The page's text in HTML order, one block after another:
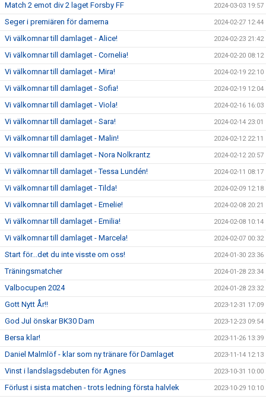
Match 2 emot div 2 laget Forsby FF 2024-03-03 19:57
Seger i premiären för damerna 2024-02-27 12:44
Vi välkomnar till damlaget - Alice! 2024-02-23 21:42
Vi välkomnar till damlaget - Cornelia! 2024-02-20 08:12
Vi välkomnar till damlaget - Mira! 2024-02-19 22:10
Vi välkomnar till damlaget - Sofia! 2024-02-19 12:04
Vi välkomnar till damlaget - Viola! 2024-02-16 16:03
Vi välkomnar till damlaget - Sara! 2024-02-14 23:01
Vi välkomnar till damlaget - Malin! 2024-02-12 22:11
Vi välkomnar till damlaget - Nora Nolkrantz 2024-02-12 20:57
Vi välkomnar till damlaget - Tessa Lundén! 2024-02-11 08:17
Vi välkomnar till damlaget - Tilda! 2024-02-09 12:18
Vi välkomnar till damlaget - Emelie! 2024-02-08 20:21
Vi välkomnar till damlaget - Emilia! 2024-02-08 10:14
Vi välkomnar till damlaget - Marcela! 2024-02-07 00:32
Start för...det du inte visste om oss! 2024-01-30 23:36
Träningsmatcher 2024-01-28 23:34
Valbocupen 2024 2024-01-28 23:32
Gott Nytt År!! 2023-12-31 17:09
God Jul önskar BK30 Dam 2023-12-23 09:54
Bersa klar! 2023-11-26 13:39
Daniel Malmlöf - klar som ny tränare för Damlaget 2023-11-14 12:13
Vinst i landslagsdebuten för Agnes 2023-10-31 10:00
Förlust i sista matchen - trots ledning första halvlek 2023-10-29 10:10